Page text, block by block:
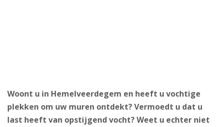
Woont u in Hemelveerdegem en heeft u vochtige
plekken om uw muren ontdekt? Vermoedt u dat u
last heeft van opstijgend vocht? Weet u echter niet